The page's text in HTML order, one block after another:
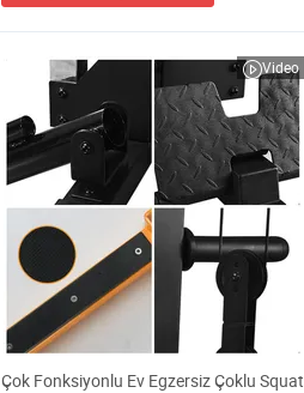
Video
Çok Fonksiyonlu Ev Egzersiz Çoklu Squat